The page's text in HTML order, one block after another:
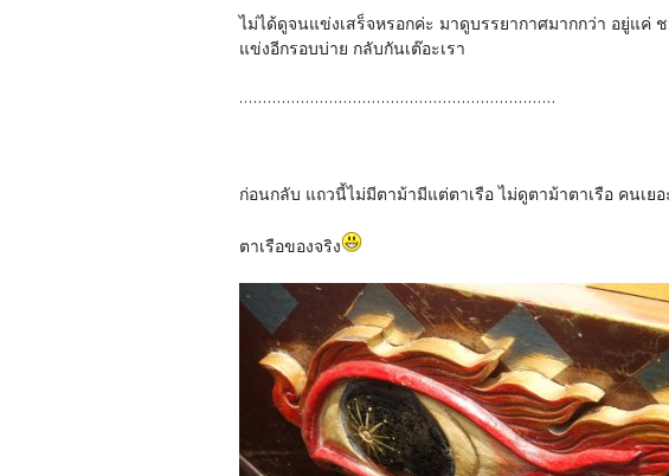
ไม่ได้ดูจนแข่งเสร็จหรอกค่ะ มาดูบรรยากาศมากกว่า อยู่แค่
แข่งอีกรอบบ่าย กลับกันเต๊อะเรา
...................................................................
ก่อนกลับ แถวนี้ไม่มีตาม้ามีแต่ตาเรือ ไม่ดูตาม้าตาเรือ คนเย
ตาเรือของจริง